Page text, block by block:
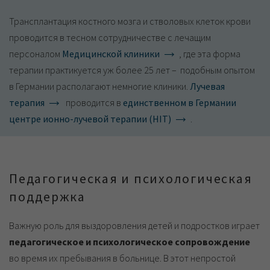
Трансплантация костного мозга и стволовых клеток крови
проводится в тесном сотрудничестве с лечащим
персоналом Медицинской клиники
, где эта форма
терапии практикуется уж более 25 лет – подобным опытом
в Германии располагают немногие клиники. Лучевая
терапия
проводится в единственном в Германии
центре ионно-лучевой терапии (HIT)
.
Педагогическая и психологическая
поддержка
Важную роль для выздоровления детей и подростков играет
педагогическое и психологическое сопровождение
во время их пребывания в больнице. В этот непростой